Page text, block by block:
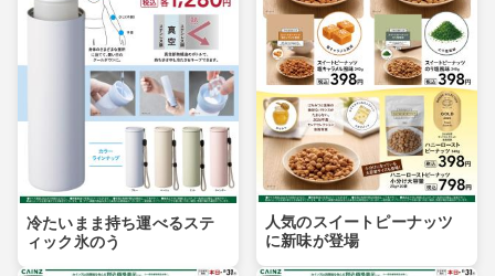
冷たいまま持ち運べるステ
ィック氷のう
人気のスイートピーナッツ
に新味が登場